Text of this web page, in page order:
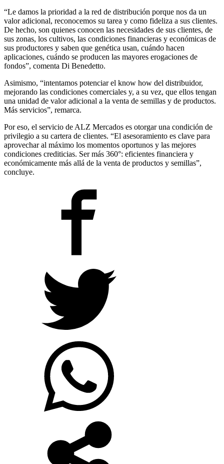
“Le damos la prioridad a la red de distribución porque nos da un
valor adicional, reconocemos su tarea y como fideliza a sus clientes.
De hecho, son quienes conocen las necesidades de sus clientes, de
sus zonas, los cultivos, las condiciones financieras y económicas de
sus productores y saben que genética usan, cuándo hacen
aplicaciones, cuándo se producen las mayores erogaciones de
fondos”, comenta Di Benedetto.
Asimismo, “intentamos potenciar el know how del distribuidor,
mejorando las condiciones comerciales y, a su vez, que ellos tengan
una unidad de valor adicional a la venta de semillas y de productos.
Más servicios”, remarca.
Por eso, el servicio de ALZ Mercados es otorgar una condición de
privilegio a su cartera de clientes. “El asesoramiento es clave para
aprovechar al máximo los momentos oportunos y las mejores
condiciones crediticias. Ser más 360°: eficientes financiera y
económicamente más allá de la venta de productos y semillas”,
concluye.